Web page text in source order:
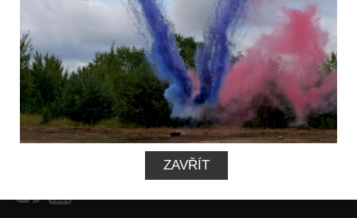
INFORMACE
MŮJ ÚČET
ZAVŘÍT